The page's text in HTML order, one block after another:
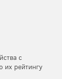
с
их рейтингу